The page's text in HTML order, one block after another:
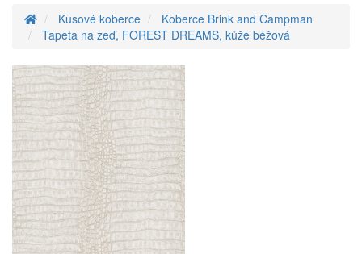
Kusové koberce
Koberce Brink and Campman
Tapeta na zeď, FOREST DREAMS, kůže béžová